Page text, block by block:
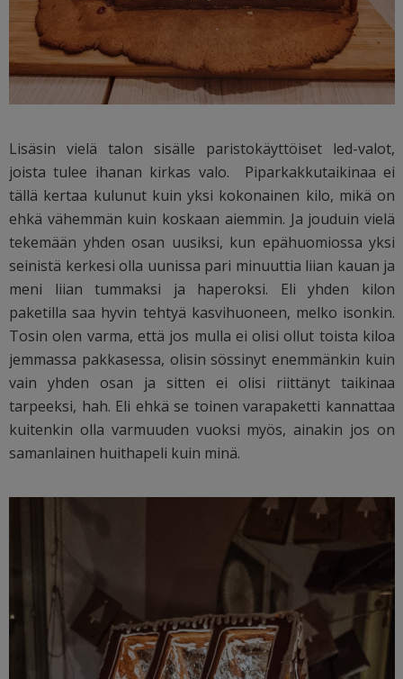
Lisäsin vielä talon sisälle paristokäyttöiset led-valot,
joista tulee ihanan kirkas valo. Piparkakkutaikinaa ei
tällä kertaa kulunut kuin yksi kokonainen kilo, mikä on
ehkä vähemmän kuin koskaan aiemmin. Ja jouduin vielä
tekemään yhden osan uusiksi, kun epähuomiossa yksi
seinistä kerkesi olla uunissa pari minuuttia liian kauan ja
meni liian tummaksi ja haperoksi. Eli yhden kilon
paketilla saa hyvin tehtyä kasvihuoneen, melko isonkin.
Tosin olen varma, että jos mulla ei olisi ollut toista kiloa
jemmassa pakkasessa, olisin sössinyt enemmänkin kuin
vain yhden osan ja sitten ei olisi riittänyt taikinaa
tarpeeksi, hah. Eli ehkä se toinen varapaketti kannattaa
kuitenkin olla varmuuden vuoksi myös, ainakin jos on
samanlainen huithapeli kuin minä.